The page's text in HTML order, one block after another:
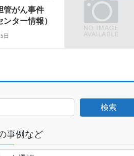
管がん事件
ンター情報）
日
事例など